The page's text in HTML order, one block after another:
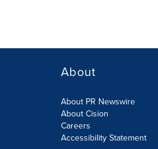
About
About PR Newswire
About Cision
Careers
Accessibility Statement